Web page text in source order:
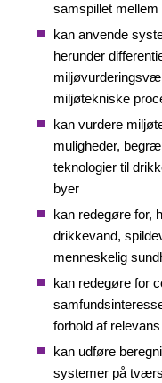
samspillet
kan anvende
herunder
miljøtekniske
kan vurdere
muligheder,
teknologier til
byer
kan redegøre for,
drikkevand,
menneskelig
kan redegøre for
forhold af
kan udføre
systemer på